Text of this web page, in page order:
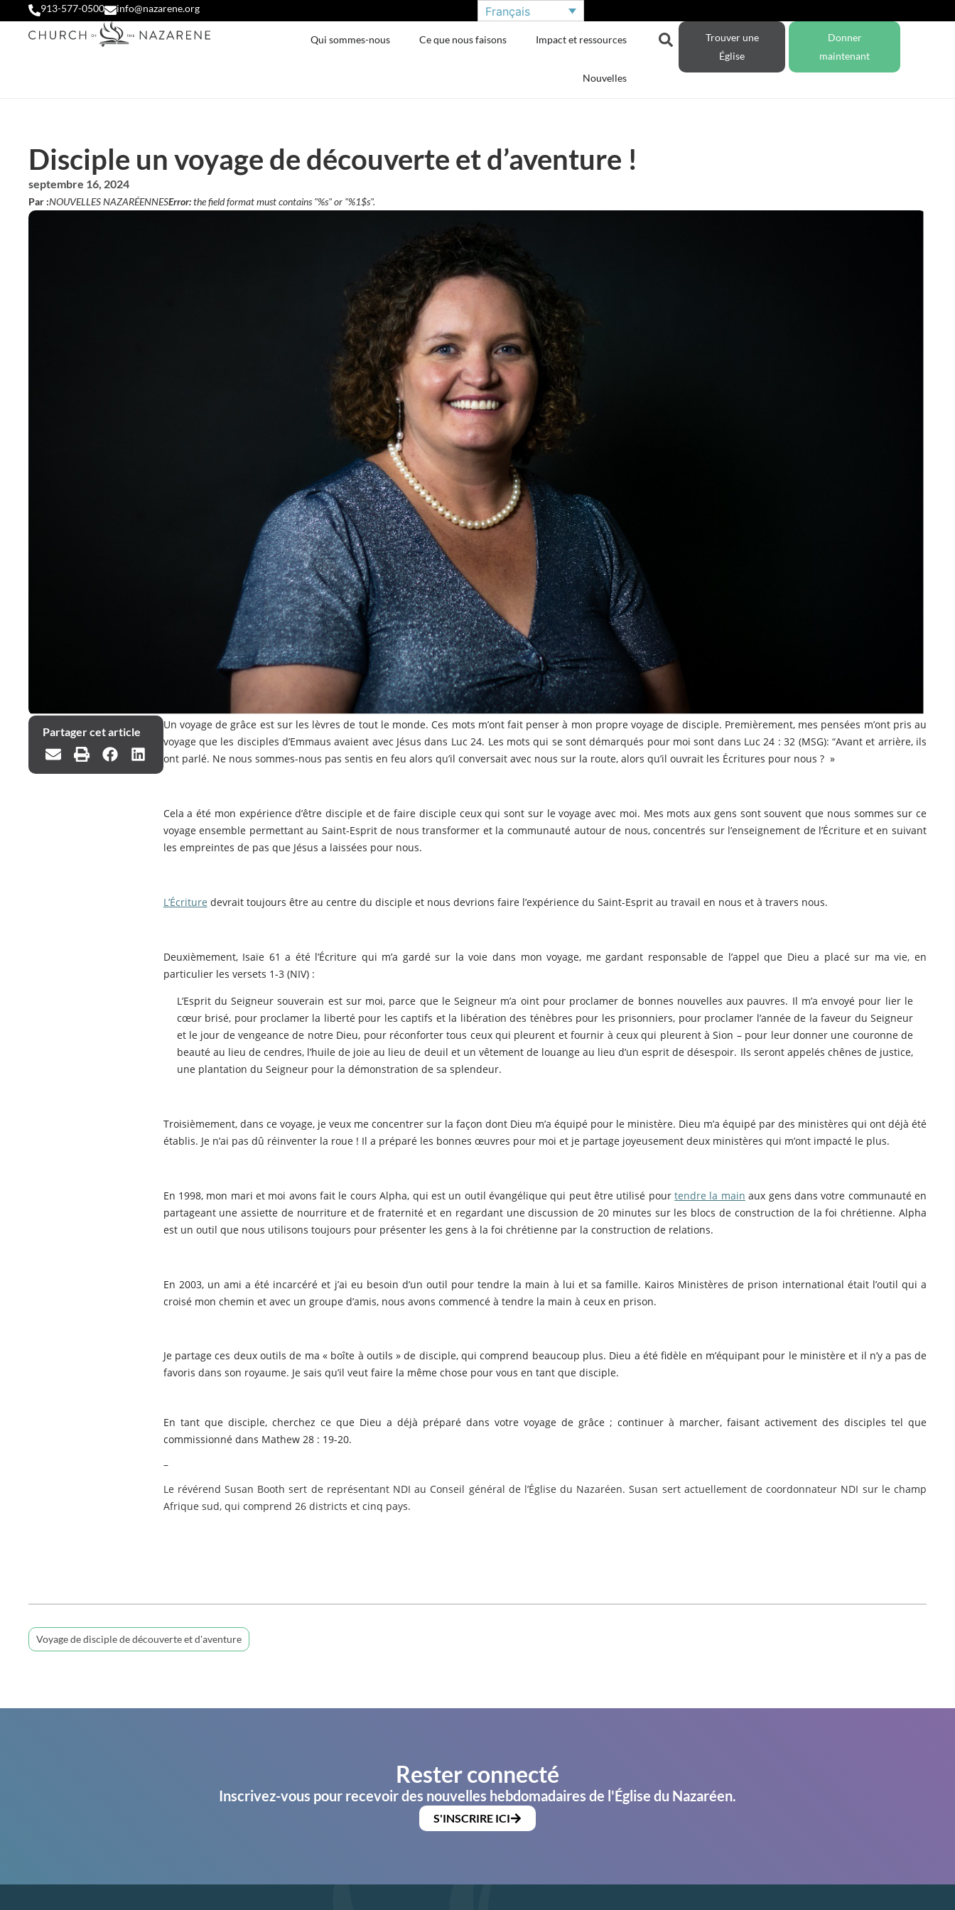
913-577-0500 info@nazarene.org Français
Qui sommes-nous Ce que nous faisons Impact et ressources
Nouvelles
Trouver une
Église
Donner
maintenant
Disciple un voyage de découverte et d’aventure !
septembre 16, 2024
Par :NOUVELLES NAZARÉENNESError:the field format must contains "%s" or "%1$s".
Partager cet article
Un voyage de grâce est sur les lèvres de tout le monde. Ces mots m’ont fait penser à mon propre voyage de disciple. Premièrement, mes pensées m’ont pris au
voyage que les disciples d’Emmaus avaient avec Jésus dans Luc 24. Les mots qui se sont démarqués pour moi sont dans Luc 24 : 32 (MSG): “Avant et arrière, ils
ont parlé. Ne nous sommes-nous pas sentis en feu alors qu’il conversait avec nous sur la route, alors qu’il ouvrait les Écritures pour nous ? »
Cela a été mon expérience d’être disciple et de faire disciple ceux qui sont sur le voyage avec moi. Mes mots aux gens sont souvent que nous sommes sur ce
voyage ensemble permettant au Saint-Esprit de nous transformer et la communauté autour de nous, concentrés sur l’enseignement de l’Écriture et en suivant
les empreintes de pas que Jésus a laissées pour nous.
L’Écriture devrait toujours être au centre du disciple et nous devrions faire l’expérience du Saint-Esprit au travail en nous et à travers nous.
Deuxièmement, Isaïe 61 a été l’Écriture qui m’a gardé sur la voie dans mon voyage, me gardant responsable de l’appel que Dieu a placé sur ma vie, en
particulier les versets 1-3 (NIV) :
L’Esprit du Seigneur souverain est sur moi, parce que le Seigneur m’a oint pour proclamer de bonnes nouvelles aux pauvres. Il m’a envoyé pour lier le
cœur brisé, pour proclamer la liberté pour les captifs et la libération des ténèbres pour les prisonniers, pour proclamer l’année de la faveur du Seigneur
et le jour de vengeance de notre Dieu, pour réconforter tous ceux qui pleurent et fournir à ceux qui pleurent à Sion – pour leur donner une couronne de
beauté au lieu de cendres, l’huile de joie au lieu de deuil et un vêtement de louange au lieu d’un esprit de désespoir. Ils seront appelés chênes de justice,
une plantation du Seigneur pour la démonstration de sa splendeur.
Troisièmement, dans ce voyage, je veux me concentrer sur la façon dont Dieu m’a équipé pour le ministère. Dieu m’a équipé par des ministères qui ont déjà été
établis. Je n’ai pas dû réinventer la roue ! Il a préparé les bonnes œuvres pour moi et je partage joyeusement deux ministères qui m’ont impacté le plus.
En 1998, mon mari et moi avons fait le cours Alpha, qui est un outil évangélique qui peut être utilisé pour tendre la main aux gens dans votre communauté en
partageant une assiette de nourriture et de fraternité et en regardant une discussion de 20 minutes sur les blocs de construction de la foi chrétienne. Alpha
est un outil que nous utilisons toujours pour présenter les gens à la foi chrétienne par la construction de relations.
En 2003, un ami a été incarcéré et j’ai eu besoin d’un outil pour tendre la main à lui et sa famille. Kairos Ministères de prison international était l’outil qui a
croisé mon chemin et avec un groupe d’amis, nous avons commencé à tendre la main à ceux en prison.
Je partage ces deux outils de ma « boîte à outils » de disciple, qui comprend beaucoup plus. Dieu a été fidèle en m’équipant pour le ministère et il n’y a pas de
favoris dans son royaume. Je sais qu’il veut faire la même chose pour vous en tant que disciple.
En tant que disciple, cherchez ce que Dieu a déjà préparé dans votre voyage de grâce ; continuer à marcher, faisant activement des disciples tel que
commissionné dans Mathew 28 : 19-20.
–
Le révérend Susan Booth sert de représentant NDI au Conseil général de l’Église du Nazaréen. Susan sert actuellement de coordonnateur NDI sur le champ
Afrique sud, qui comprend 26 districts et cinq pays.
Voyage de disciple de découverte et d'aventure
Rester connecté
Inscrivez-vous pour recevoir des nouvelles hebdomadaires de l'Église du Nazaréen.
S'INSCRIRE ICI